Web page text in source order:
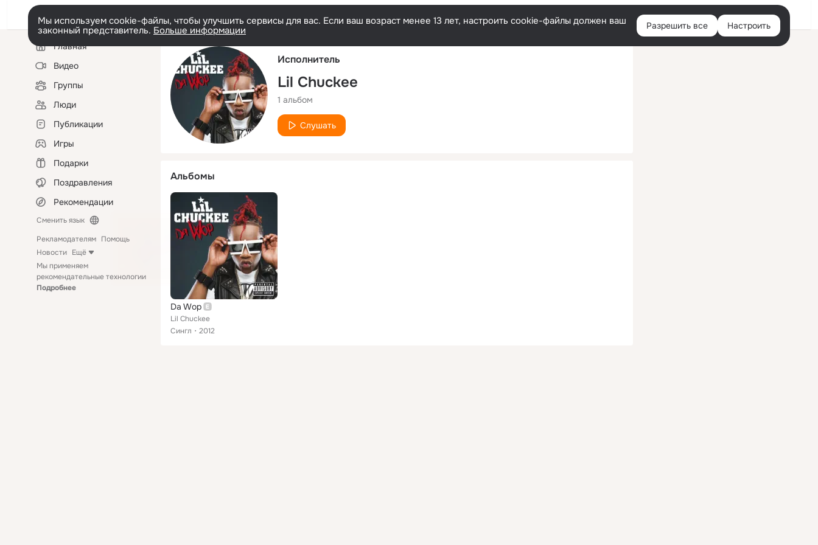
Русский Войти
Мы используем cookie-файлы, чтобы улучшить сервисы для вас. Если ваш возраст менее 13 лет, настроить cookie-файлы должен ваш
законный представитель. Больше информации Разрешить все Настроить
Левая
колонкаГлавная
Видео
Группы
Люди
Публикации
Игры
Подарки
Поздравления
Рекомендации
Сменить язык
Рекламодателям Помощь
Новости Ещё
Мы применяем
рекомендательные технологии
Подробнее
Исполнитель
Lil Chuckee
1 альбом
Слушать
Альбомы
Da Wop
Lil Chuckee
Сингл
2012